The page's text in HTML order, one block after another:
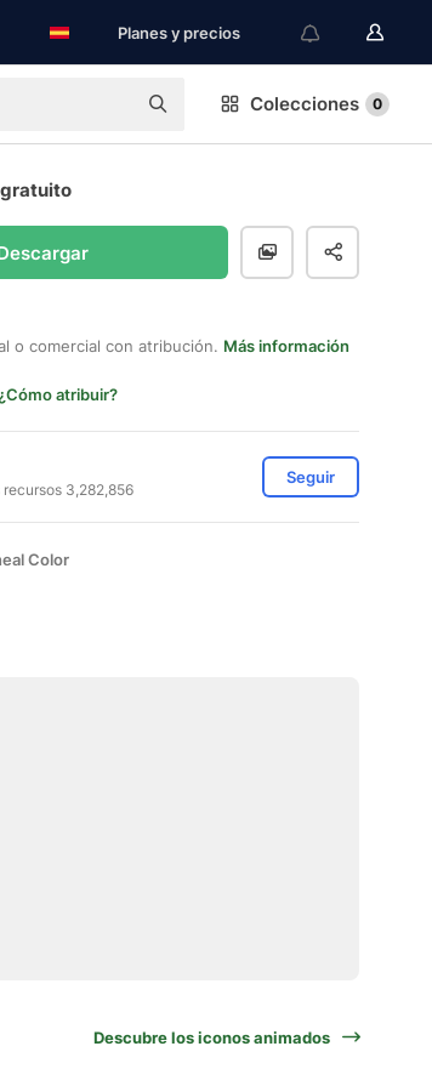
Planes y precios
Colecciones 0
gratuito
o comercial con atribución. Más información
¿Cómo atribuir?
recursos 3,282,856
Seguir
Color
Descubre los iconos animados